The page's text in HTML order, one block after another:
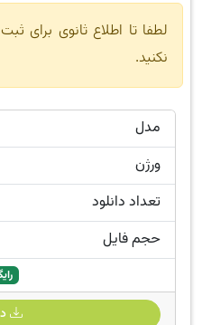
نکنید.
مدل
ورژن
تعداد دانلود
حجم فایل